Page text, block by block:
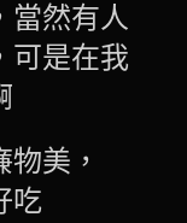
當然有人
可是在我
美，
吃